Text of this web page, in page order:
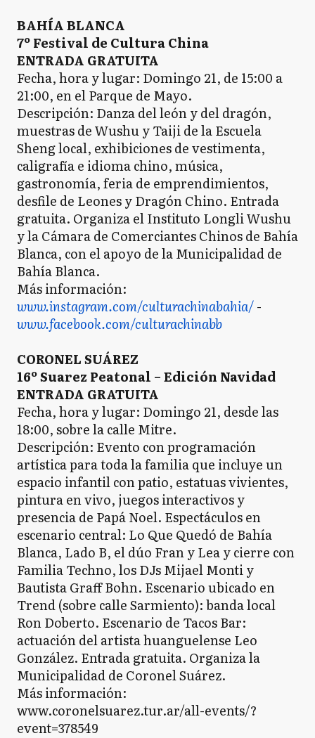
BAHÍA BLANCA
7º Festival de Cultura China
ENTRADA GRATUITA
Fecha, hora y lugar: Domingo 21, de 15:00 a
21:00, en el Parque de Mayo.
Descripción: Danza del león y del dragón,
muestras de Wushu y Taiji de la Escuela
Sheng local, exhibiciones de vestimenta,
caligrafía e idioma chino, música,
gastronomía, feria de emprendimientos,
desfile de Leones y Dragón Chino. Entrada
gratuita. Organiza el Instituto Longli Wushu
y la Cámara de Comerciantes Chinos de Bahía
Blanca, con el apoyo de la Municipalidad de
Bahía Blanca.
Más información:
www.instagram.com/culturachinabahia/-
www.facebook.com/culturachinabb
CORONEL SUÁREZ
16º Suarez Peatonal – Edición Navidad
ENTRADA GRATUITA
Fecha, hora y lugar: Domingo 21, desde las
18:00, sobre la calle Mitre.
Descripción: Evento con programación
artística para toda la familia que incluye un
espacio infantil con patio, estatuas vivientes,
pintura en vivo, juegos interactivos y
presencia de Papá Noel. Espectáculos en
escenario central: Lo Que Quedó de Bahía
Blanca, Lado B, el dúo Fran y Lea y cierre con
Familia Techno, los DJs Mijael Monti y
Bautista Graff Bohn. Escenario ubicado en
Trend (sobre calle Sarmiento): banda local
Ron Doberto. Escenario de Tacos Bar:
actuación del artista huanguelense Leo
González. Entrada gratuita. Organiza la
Municipalidad de Coronel Suárez.
Más información:
www.coronelsuarez.tur.ar/all-events/?
event=378549